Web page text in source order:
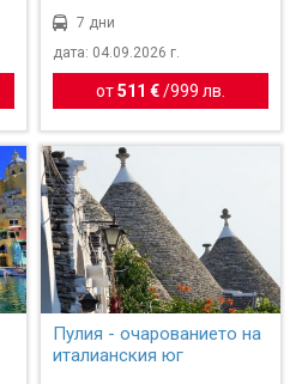
7 дни
дата: 04.09.2026 г.
от511 €/999 лв.
Пулия - очарованието на
италианския юг